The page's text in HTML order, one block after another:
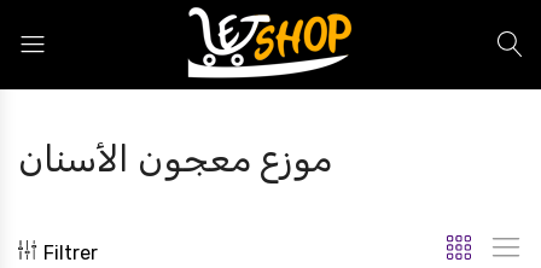
موزع معجون الأسنان
Filtrer